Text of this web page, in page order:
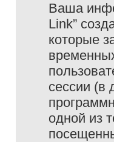
Ваша
Link”
которые
сессии (в
одной из